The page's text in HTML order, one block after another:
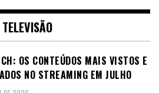
TELEVISÃO
OS CONTEÚDOS MAIS VISTOS E
NO STREAMING EM JULHO